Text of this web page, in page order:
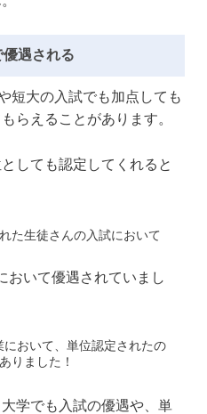
遇される
短大の入試でも加点しても
らえることがあります。
しても認定してくれると
た生徒さんの入試において
おいて優遇されていまし
おいて、単位認定されたの
りました！
学でも入試の優遇や、単